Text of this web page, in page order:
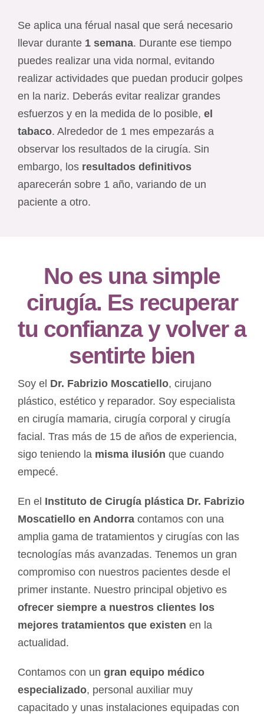
Se aplica una férual nasal que será necesario
llevar durante 1 semana. Durante ese tiempo
puedes realizar una vida normal, evitando
realizar actividades que puedan producir golpes
en la nariz. Deberás evitar realizar grandes
esfuerzos y en la medida de lo posible, el
tabaco. Alrededor de 1 mes empezarás a
observar los resultados de la cirugía. Sin
embargo, los resultados definitivos
aparecerán sobre 1 año, variando de un
paciente a otro.
No es una simple
cirugía. Es recuperar
tu confianza y volver a
sentirte bien
Soy el Dr. Fabrizio Moscatiello, cirujano
plástico, estético y reparador. Soy especialista
en cirugía mamaria, cirugía corporal y cirugía
facial. Tras más de 15 de años de experiencia,
sigo teniendo la misma ilusión que cuando
empecé.
En el Instituto de Cirugía plástica Dr. Fabrizio
Moscatiello en Andorracontamos con una
amplia gama de tratamientos y cirugías con las
tecnologías más avanzadas. Tenemos un gran
compromiso con nuestros pacientes desde el
primer instante. Nuestro principal objetivo es
ofrecer siempre a nuestros clientes los
mejores tratamientos que existen en la
actualidad.
Contamos con un gran equipo médico
especializado, personal auxiliar muy
capacitado y unas instalaciones equipadas con